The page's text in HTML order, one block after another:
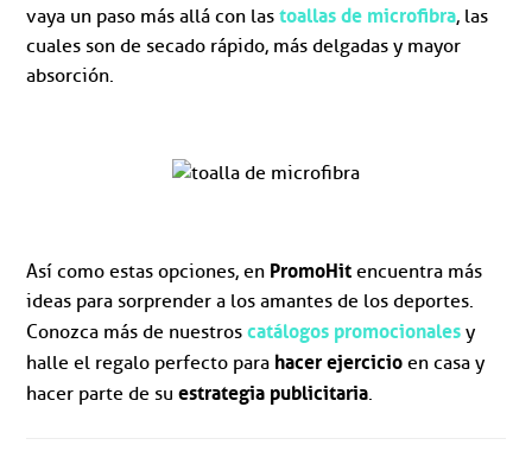
vaya un paso más allá con lastoallas de microfibra, las
cuales son de secado rápido, más delgadas y mayor
absorción.
Así como estas opciones, en PromoHit encuentra más
ideas para sorprender a los amantes de los deportes.
Conozca más de nuestros catálogos promocionales y
halle el regalo perfecto para hacer ejercicio en casa y
hacer parte de suestrategia publicitaria.